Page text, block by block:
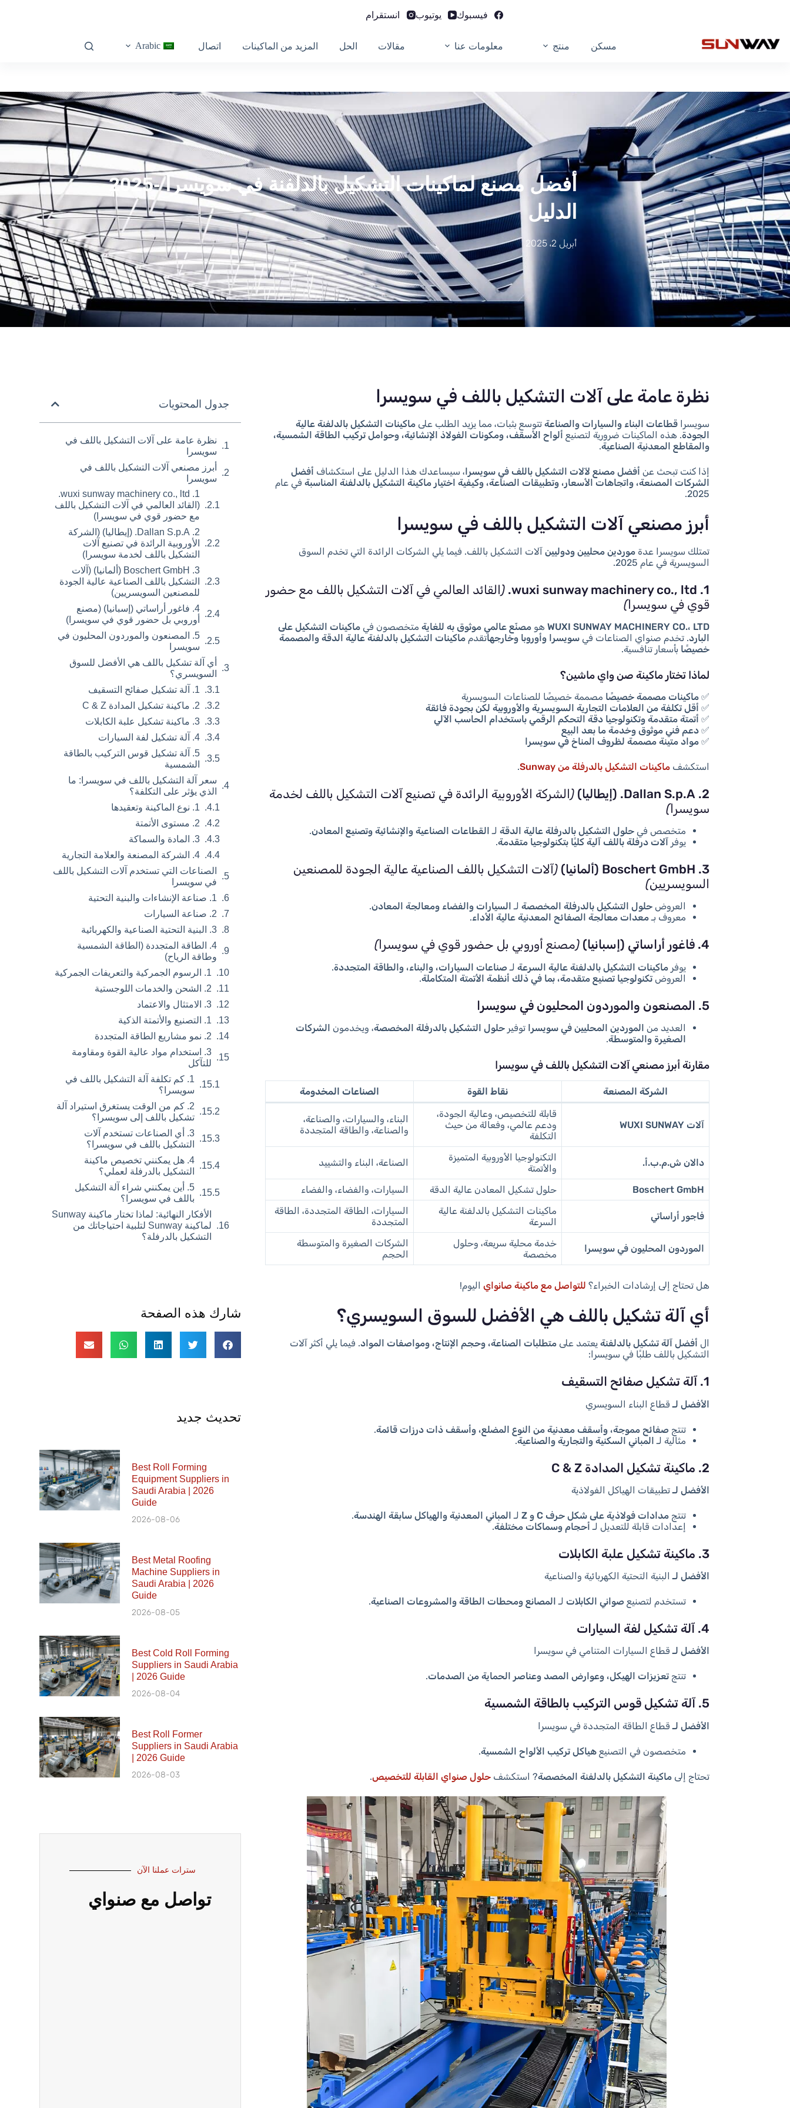
فيسبوك يوتيوب انستقرام
مسكن منتج معلومات عنا مقالات الحل المزيد من الماكينات اتصال Arabic
أفضل مصنع لماكينات التشكيل بالدلفنة في سويسرا -2025
الدليل
أبريل 2، 2025
نظرة عامة على آلات التشكيل باللف في سويسرا
سويسراقطاعات البناء والسيارات والصناعة تتوسع بثبات، مما يزيد الطلب علىماكينات التشكيل بالدلفنة عالية
الجودة. هذه الماكينات ضرورية لتصنيع ألواح الأسقف، ومكونات الفولاذ الإنشائية، وحوامل تركيب الطاقة الشمسية،
والمقاطع المعدنية الصناعية.
إذا كنت تبحث عن أفضل مصنع لآلات التشكيل باللف في سويسرا، سيساعدك هذا الدليل على استكشاف أفضل
الشركات المصنعة، واتجاهات الأسعار، وتطبيقات الصناعة، وكيفية اختيار ماكينة التشكيل بالدلفنة المناسبة في عام
2025.
أبرز مصنعي آلات التشكيل باللف في سويسرا
تمتلك سويسرا عدةموردين محليين ودوليين آلات التشكيل باللف. فيما يلي الشركات الرائدة التي تخدم السوق
السويسرية في عام 2025.
1. wuxi sunway machinery co., ltd.
(القائد العالمي في آلات التشكيل باللف مع حضور
قوي في سويسرا)
WUXI SUNWAY MACHINERY CO.، LTD هومصنّع عالمي موثوق به للغاية متخصصون فيماكينات التشكيل على
البارد. تخدم صنواي الصناعات فيسويسرا وأوروبا وخارجهاتقدمماكينات التشكيل بالدلفنة عالية الدقة والمصممة
خصيصًا بأسعار تنافسية.
لماذا تختار ماكينة صن واي ماشين؟
✅ماكينات مصممة خصيصًا مصممة خصيصًا للصناعات السويسرية
✅ أقل تكلفة من العلامات التجارية السويسرية والأوروبية لكن بجودة فائقة
✅ أتمتة متقدمة وتكنولوجيا دقة التحكم الرقمي باستخدام الحاسب الآلي
✅دعم فني موثوق وخدمة ما بعد البيع
✅مواد متينة مصممة لظروف المناخ في سويسرا
استكشفماكينات التشكيل بالدرفلة من Sunway .
2. Dallan S.p.A. (إيطاليا)
(الشركة الأوروبية الرائدة في تصنيع آلات التشكيل باللف لخدمة
سويسرا)
متخصص فيحلول التشكيل بالدرفلة عالية الدقة لـ القطاعات الصناعية والإنشائية وتصنيع المعادن.
يوفرآلات درفلة باللف آلية كليًا بتكنولوجيا متقدمة.
3. Boschert GmbH (ألمانيا)
(آلات التشكيل باللف الصناعية عالية الجودة للمصنعين
السويسريين)
العروضحلول التشكيل بالدرفلة المخصصة لـ السيارات والفضاء ومعالجة المعادن.
معروف بـمعدات معالجة الصفائح المعدنية عالية الأداء.
4. فاغور أراساتي (إسبانيا) (مصنع أوروبي بل حضور قوي في سويسرا)
يوفرماكينات التشكيل بالدلفنة عالية السرعة لـ صناعات السيارات، والبناء، والطاقة المتجددة.
العروضتكنولوجيا تصنيع متقدمة، بما في ذلك أنظمة الأتمتة المتكاملة.
5. المصنعون والموردون المحليون في سويسرا
العديد من الموردين المحليين في سويسرا توفيرحلول التشكيل بالدرفلة المخصصة، ويخدمون الشركات
الصغيرة والمتوسطة.
مقارنة أبرز مصنعي آلات التشكيل باللف في سويسرا
الشركة المصنعة نقاط القوة الصناعات المخدومة
آلات WUXI SUNWAY
قابلة للتخصيص، وعالية الجودة،
ودعم عالمي، وفعالة من حيث
التكلفة
البناء، والسيارات، والصناعة،
والصناعة، والطاقة المتجددة
دالان ش.م.ب.أ.
التكنولوجيا الأوروبية المتميزة
والأتمتة
الصناعة، البناء والتشييد
Boschert GmbH حلول تشكيل المعادن عالية الدقة السيارات، والفضاء، والفضاء
فاجور أراساتي
ماكينات التشكيل بالدلفنة عالية
السرعة
السيارات، الطاقة المتجددة، الطاقة
المتجددة
الموردون المحليون في سويسرا
خدمة محلية سريعة، وحلول
مخصصة
الشركات الصغيرة والمتوسطة
الحجم
هل تحتاج إلى إرشادات الخبراء؟ للتواصل مع ماكينة صانواي اليوم!
أي آلة تشكيل باللف هي الأفضل للسوق السويسري؟
ال أفضل آلة تشكيل بالدلفنة يعتمد علىمتطلبات الصناعة، وحجم الإنتاج، ومواصفات المواد. فيما يلي أكثر آلات
التشكيل باللف طلبًا في سويسرا:
1. آلة تشكيل صفائح التسقيف
الأفضل لـقطاع البناء السويسري
تنتج صفائح مموجة، وأسقف معدنية من النوع المضلع، وأسقف ذات درزات قائمة.
مثالية لـ المباني السكنية والتجارية والصناعية.
2. ماكينة تشكيل المدادة C & Z
الأفضل لـتطبيقات الهياكل الفولاذية
تنتجمدادات فولاذية على شكل حرف C و Z لـ المباني المعدنية والهياكل سابقة الهندسة.
إعدادات قابلة للتعديل لـ أحجام وسماكات مختلفة.
3. ماكينة تشكيل علبة الكابلات
الأفضل لـالبنية التحتية الكهربائية والصناعية
تستخدم لتصنيع صواني الكابلات لـ المصانع ومحطات الطاقة والمشروعات الصناعية.
4. آلة تشكيل لفة السيارات
الأفضل لـقطاع السيارات المتنامي في سويسرا
تنتجتعزيزات الهيكل، وعوارض المصد وعناصر الحماية من الصدمات.
5. آلة تشكيل قوس التركيب بالطاقة الشمسية
الأفضل لـقطاع الطاقة المتجددة في سويسرا
متخصصون في التصنيعهياكل تركيب الألواح الشمسية.
تحتاج إلىماكينة التشكيل بالدلفنة المخصصة? استكشفحلول صنواي القابلة للتخصيص.
جدول المحتويات
نظرة عامة على آلات التشكيل باللف في
سويسرا
أبرز مصنعي آلات التشكيل باللف في
سويسرا
1. wuxi sunway machinery co., ltd.
(القائد العالمي في آلات التشكيل باللف
مع حضور قوي في سويسرا)
2. Dallan S.p.A. (إيطاليا) (الشركة
الأوروبية الرائدة في تصنيع آلات
التشكيل باللف لخدمة سويسرا)
3. Boschert GmbH (ألمانيا) (آلات
التشكيل باللف الصناعية عالية الجودة
للمصنعين السويسريين)
4. فاغور أراساتي (إسبانيا) (مصنع
أوروبي بل حضور قوي في سويسرا)
5. المصنعون والموردون المحليون في
سويسرا
أي آلة تشكيل باللف هي الأفضل للسوق
السويسري؟
1. آلة تشكيل صفائح التسقيف
2. ماكينة تشكيل المدادة C & Z
3. ماكينة تشكيل علبة الكابلات
4. آلة تشكيل لفة السيارات
5. آلة تشكيل قوس التركيب بالطاقة
الشمسية
سعر آلة التشكيل باللف في سويسرا: ما
الذي يؤثر على التكلفة؟
1. نوع الماكينة وتعقيدها
2. مستوى الأتمتة
3. المادة والسماكة
4. الشركة المصنعة والعلامة التجارية
الصناعات التي تستخدم آلات التشكيل باللف
في سويسرا
1. صناعة الإنشاءات والبنية التحتية
2. صناعة السيارات
3. البنية التحتية الصناعية والكهربائية
4. الطاقة المتجددة (الطاقة الشمسية
وطاقة الرياح)
1. الرسوم الجمركية والتعريفات الجمركية
2. الشحن والخدمات اللوجستية
3. الامتثال والاعتماد
1. التصنيع والأتمتة الذكية
2. نمو مشاريع الطاقة المتجددة
3. استخدام مواد عالية القوة ومقاومة
للتآكل
1. كم تكلفة آلة التشكيل باللف في
سويسرا؟
2. كم من الوقت يستغرق استيراد آلة
تشكيل باللف إلى سويسرا؟
3. أي الصناعات تستخدم آلات
التشكيل باللف في سويسرا؟
4. هل يمكنني تخصيص ماكينة
التشكيل بالدرفلة لعملي؟
5. أين يمكنني شراء آلة التشكيل
باللف في سويسرا؟
الأفكار النهائية: لماذا تختار ماكينة Sunway
لماكينة Sunway لتلبية احتياجاتك من
التشكيل بالدرفلة؟
شارك هذه الصفحة
تحديث جديد
Best Roll Forming
Equipment Suppliers in
Saudi Arabia | 2026
Guide
2026-08-06
Best Metal Roofing
Machine Suppliers in
Saudi Arabia | 2026
Guide
2026-08-05
Best Cold Roll Forming
Suppliers in Saudi Arabia
| 2026 Guide
2026-08-04
Best Roll Former
Suppliers in Saudi Arabia
| 2026 Guide
2026-08-03
سترات عملنا الآن
تواصل مع صنواي